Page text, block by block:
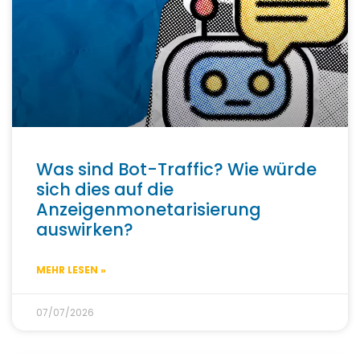
Was sind Bot-Traffic? Wie würde
sich dies auf die
Anzeigenmonetarisierung
auswirken?
MEHR LESEN »
07/07/2026